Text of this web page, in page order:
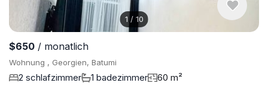
1 / 10
$650 / monatlich
Wohnung , Georgien, Batumi
2 schlafzimmer 1 badezimmer 60 m²